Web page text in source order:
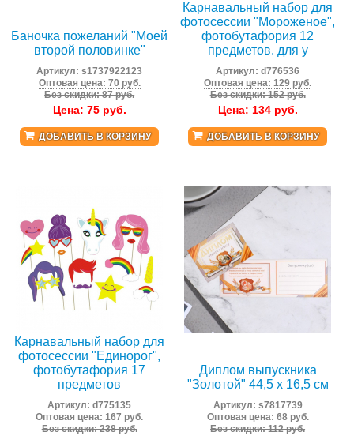
Баночка пожеланий "Моей
второй половинке"
Артикул:s1737922123
Оптовая цена: 70 руб.
Без скидки: 87 руб.
Цена: 75руб.
ДОБАВИТЬ В КОРЗИНУ
Карнавальный набор для
фотосессии "Мороженое",
фотобутафория 12
предметов. для у
Артикул:d776536
Оптовая цена: 129 руб.
Без скидки: 152 руб.
Цена: 134руб.
ДОБАВИТЬ В КОРЗИНУ
Карнавальный набор для
фотосессии "Единорог",
фотобутафория 17
предметов
Артикул:d775135
Оптовая цена: 167 руб.
Без скидки: 238 руб.
Диплом выпускника
"Золотой" 44,5 х 16,5 см
Артикул: s7817739
Оптовая цена: 68 руб.
Без скидки: 112 руб.